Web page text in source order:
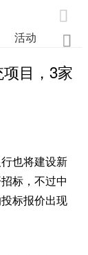

活动 业

目，3家
也将建设新
标，不过中
标报价出现